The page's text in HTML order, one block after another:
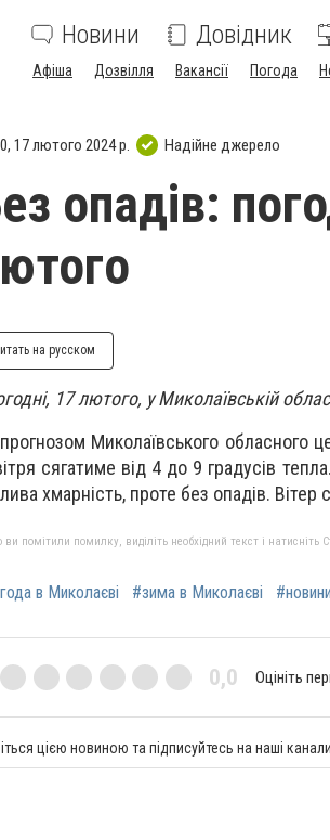
Новини Довідник
Афіша Дозвілля Вакансії Погода
17 лютого 2024 р. Надійне джерело
опадів:
на русском
17 лютого, у Миколаївській
Миколаївського обласного
сягатиме від 4 до 9 градусів
хмарність, проте без опадів.
помітили помилку, виділіть необхідний текст і натисніть
в Миколаєві #зима в Миколаєві
0,0 Оцініть
цією новиною та підписуйтесь на наші канали